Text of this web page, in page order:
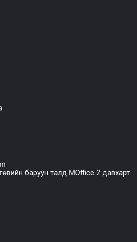
баруун талд MOffice 2 давхарт